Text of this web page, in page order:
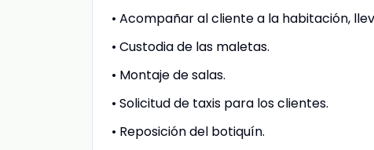
• Acompañar al cliente a la habitación,
• Custodia de las maletas.
• Montaje de salas.
• Solicitud de taxis para los clientes.
• Reposición del botiquín.